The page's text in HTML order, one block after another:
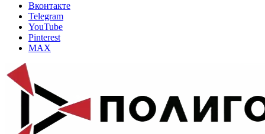
Вконтакте
Telegram
YouTube
Pinterest
MAX